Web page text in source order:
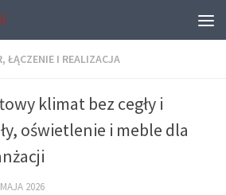
ŁĄCZENIE I REALIZACJA
klimat bez cegły i
oświetlenie i meble dla
2026